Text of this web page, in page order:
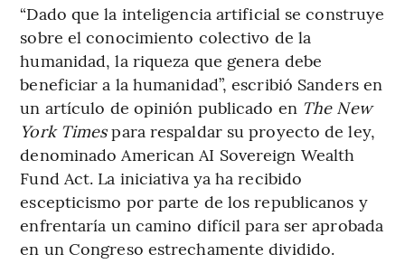
“Dado que la inteligencia artificial se construye
sobre el conocimiento colectivo de la
humanidad, la riqueza que genera debe
beneficiar a la humanidad”, escribió Sanders en
un artículo de opinión publicado en The New
York Timespara respaldar su proyecto de ley,
denominado American AI Sovereign Wealth
Fund Act. La iniciativa ya ha recibido
escepticismo por parte de los republicanos y
enfrentaría un camino difícil para ser aprobada
en un Congreso estrechamente dividido.